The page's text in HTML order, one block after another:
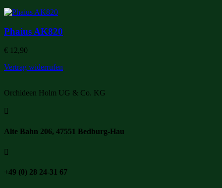
Phaius AK820
€ 12,90
Vertrag widerrufen
Orchideen Holm UG & Co. KG

Alte Bahn 206, 47551 Bedburg-Hau

+49 (0) 28 24-31 67